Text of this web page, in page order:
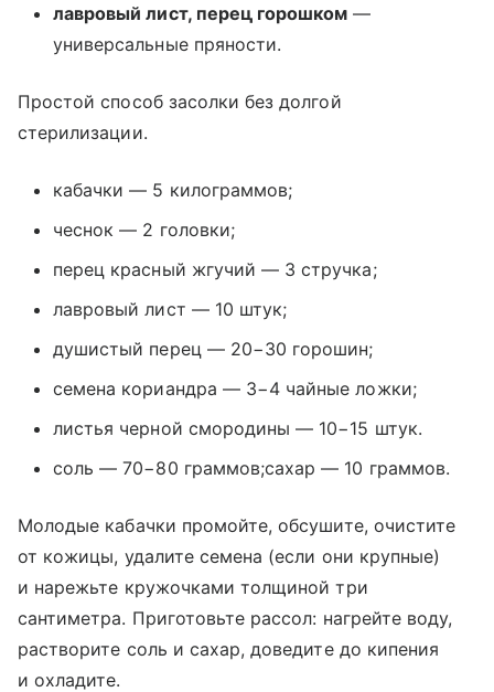
лавровый лист, перец горошком —
универсальные пряности.
Простой способ засолки без долгой
стерилизации.
кабачки — 5 килограммов;
чеснок — 2 головки;
перец красный жгучий — 3 стручка;
лавровый лист — 10 штук;
душистый перец — 20−30 горошин;
семена кориандра — 3−4 чайные ложки;
листья черной смородины — 10−15 штук.
соль — 70−80 граммов;сахар — 10 граммов.
Молодые кабачки промойте, обсушите, очистите
от кожицы, удалите семена (если они крупные)
и нарежьте кружочками толщиной три
сантиметра. Приготовьте рассол: нагрейте воду,
растворите соль и сахар, доведите до кипения
и охладите.